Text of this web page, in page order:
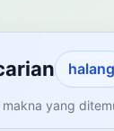
dan
halang
yang